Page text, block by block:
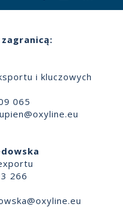
i kluczowych
065
266